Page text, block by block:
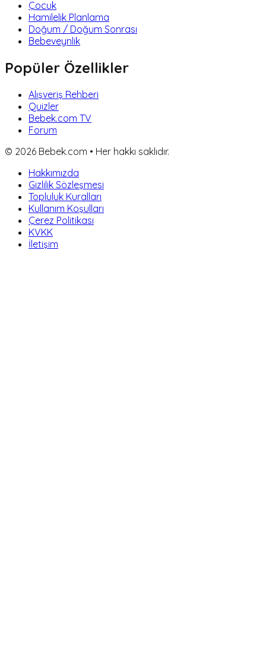
Çocuk
Hamilelik Planlama
Doğum / Doğum Sonrası
Bebeveynlik
Popüler Özellikler
Alışveriş Rehberi
Quizler
Bebek.com TV
Forum
© 2026 Bebek.com • Her hakkı saklıdır.
Hakkımızda
Gizlilik Sözleşmesi
Topluluk Kuralları
Kullanım Koşulları
Çerez Politikası
KVKK
İletişim